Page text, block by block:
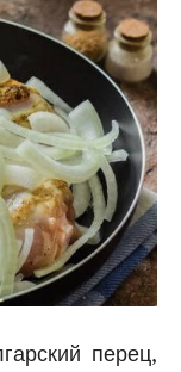
перец,